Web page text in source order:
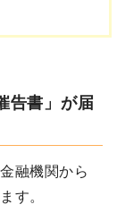
告書」が届
融機関から
す。